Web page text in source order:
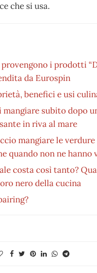
che si usa.
provengono i prodotti
da Eurospin
benefici e usi
mangiare subito dopo
in riva al mare
mangiare le verdure
quando non ne hanno
costa così tanto?
nero della cucina